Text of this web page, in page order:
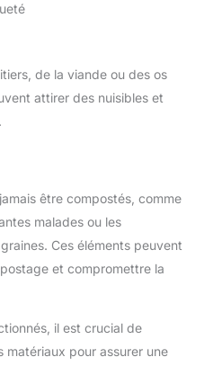
de la viande ou des os
attirer des nuisibles et
être compostés, comme
malades ou les
Ces éléments peuvent
et compromettre la
il est crucial de
matériaux pour assurer une